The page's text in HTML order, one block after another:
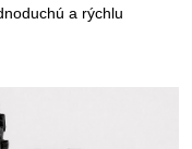
a rýchlu